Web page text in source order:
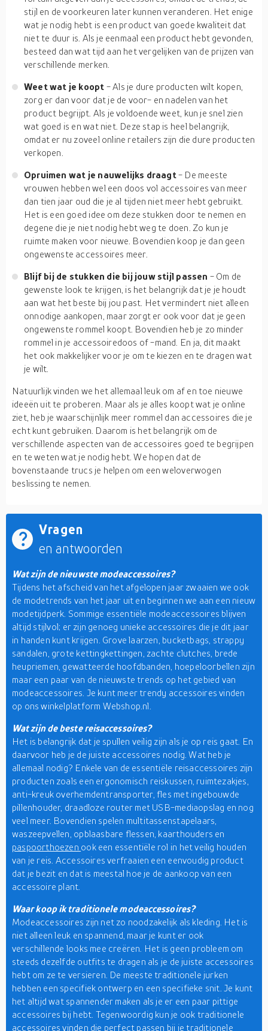
stijl en de voorkeuren later kunnen veranderen. Het enige
wat je nodig hebt is een product van goede kwaliteit dat
niet te duur is. Als je eenmaal een product hebt gevonden,
besteed dan wat tijd aan het vergelijken van de prijzen van
verschillende merken.
Weet wat je koopt - Als je dure producten wilt kopen,
zorg er dan voor dat je de voor- en nadelen van het
product begrijpt. Als je voldoende weet, kun je snel zien
wat goed is en wat niet. Deze stap is heel belangrijk,
omdat er nu zoveel online retailers zijn die dure producten
verkopen.
Opruimen wat je nauwelijks draagt- De meeste
vrouwen hebben wel een doos vol accessoires van meer
dan tien jaar oud die je al tijden niet meer hebt gebruikt.
Het is een goed idee om deze stukken door te nemen en
degene die je niet nodig hebt weg te doen. Zo kun je
ruimte maken voor nieuwe. Bovendien koop je dan geen
ongewenste accessoires meer.
Blijf bij de stukken die bij jouw stijl passen - Om de
gewenste look te krijgen, is het belangrijk dat je je houdt
aan wat het beste bij jou past. Het vermindert niet alleen
onnodige aankopen, maar zorgt er ook voor dat je geen
ongewenste rommel koopt. Bovendien heb je zo minder
rommel in je accessoiredoos of -mand. En ja, dit maakt
het ook makkelijker voor je om te kiezen en te dragen wat
je wilt.
Natuurlijk vinden we het allemaal leuk om af en toe nieuwe
ideeën uit te proberen. Maar als je alles koopt wat je online
ziet, heb je waarschijnlijk meer rommel dan accessoires die je
echt kunt gebruiken. Daarom is het belangrijk om de
verschillende aspecten van de accessoires goed te begrijpen
en te weten wat je nodig hebt. We hopen dat de
bovenstaande trucs je helpen om een weloverwogen
beslissing te nemen.
Vragen
en antwoorden
Wat zijn de nieuwste modeaccessoires?
Tijdens het afscheid van het afgelopen jaar zwaaien we ook
de modetrends van het jaar uit en beginnen we aan een nieuw
modetijdperk. Sommige essentiële modeaccessoires blijven
altijd stijlvol; er zijn genoeg unieke accessoires die je dit jaar
in handen kunt krijgen. Grove laarzen, bucketbags, strappy
sandalen, grote kettingkettingen, zachte clutches, brede
heupriemen, gewatteerde hoofdbanden, hoepeloorbellen zijn
maar een paar van de nieuwste trends op het gebied van
modeaccessoires. Je kunt meer trendy accessoires vinden
op ons winkelplatform Webshop.nl.
Wat zijn de beste reisaccessoires?
Het is belangrijk dat je spullen veilig zijn als je op reis gaat. En
daarvoor heb je de juiste accessoires nodig. Wat heb je
allemaal nodig? Enkele van de essentiële reisaccessoires zijn
producten zoals een ergonomisch reiskussen, ruimtezakjes,
anti-kreuk overhemdentransporter, fles met ingebouwde
pillenhouder, draadloze router met USB-mediaopslag en nog
veel meer. Bovendien spelen multitassenstapelaars,
waszeepvellen, opblaasbare flessen, kaarthouders en
paspoorthoezen ook een essentiële rol in het veilig houden
van je reis. Accessoires verfraaien een eenvoudig product
dat je bezit en dat is meestal hoe je de aankoop van een
accessoire plant.
Waar koop ik traditionele modeaccessoires?
Modeaccessoires zijn net zo noodzakelijk als kleding. Het is
niet alleen leuk en spannend, maar je kunt er ook
verschillende looks mee creëren. Het is geen probleem om
steeds dezelfde outfits te dragen als je de juiste accessoires
hebt om ze te versieren. De meeste traditionele jurken
hebben een specifiek ontwerp en een specifieke snit. Je kunt
het altijd wat spannender maken als je er een paar pittige
accessoires bij hebt. Tegenwoordig kun je ook traditionele
accessoires vinden die perfect passen bij je traditionele